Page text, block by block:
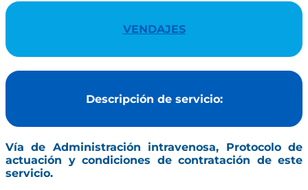
VENDAJES
Descripción de servicio:
Vía de Administración intravenosa, Protocolo de
actuación y condiciones de contratación de este
servicio.